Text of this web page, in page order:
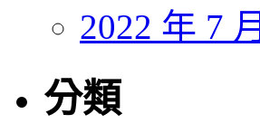
2022 年 7 月
分類